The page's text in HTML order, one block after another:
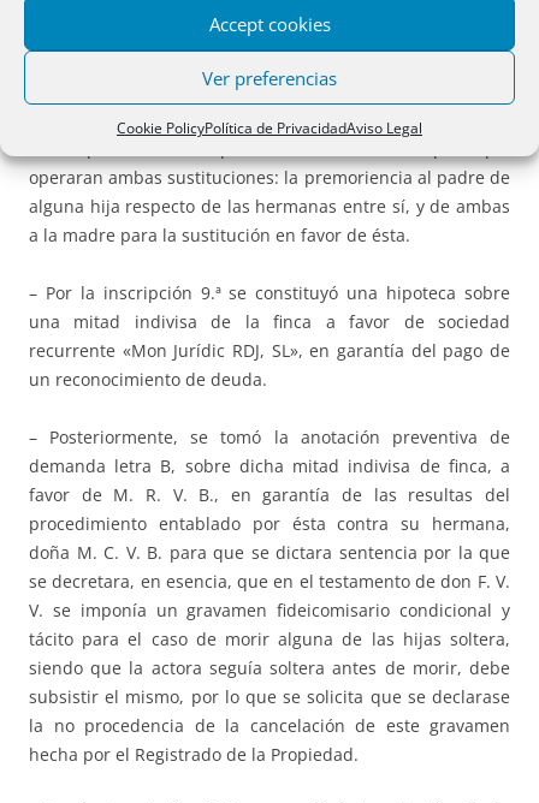
Accept cookies
Ver preferencias
Cookie PolicyPolítica de PrivacidadAviso Legal
registrador denominó como condición resolutoria de
entender el registrador que habiendo sobrevivido ambas
hijas tanto a su padre como a su madre, la carga queda sin
operaran ambas sustituciones: la premoriencia al padre de
alguna hija respecto de las hermanas entre sí, y de ambas
a la madre para la sustitución en favor de ésta.
– Por la inscripción 9.ª se constituyó una hipoteca sobre
una mitad indivisa de la finca a favor de sociedad
recurrente «Mon Jurídic RDJ, SL», en garantía del pago de
un reconocimiento de deuda.
– Posteriormente, se tomó la anotación preventiva de
demanda letra B, sobre dicha mitad indivisa de finca, a
favor de M. R. V. B., en garantía de las resultas del
procedimiento entablado por ésta contra su hermana,
doña M. C. V. B. para que se dictara sentencia por la que
se decretara, en esencia, que en el testamento de don F. V.
V. se imponía un gravamen fideicomisario condicional y
tácito para el caso de morir alguna de las hijas soltera,
siendo que la actora seguía soltera antes de morir, debe
subsistir el mismo, por lo que se solicita que se declarase
la no procedencia de la cancelación de este gravamen
hecha por el Registrado de la Propiedad.